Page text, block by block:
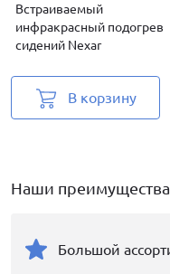
Встраиваемый
инфракрасный подогрев
сидений Nexar
В корзину
Наши преимущества
Большой